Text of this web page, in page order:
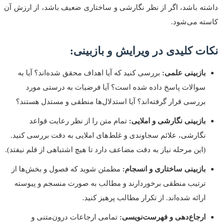
داشته باشد، اگر از نظر نگارشی و ساختاری ضعیف باشد، از ارزش آن
کاسته می‌شود.
نکات کلیدی در ویرایش و بازبینی:
بازبینی علمی: بررسی کنید که آیا اهداف محقق شده‌اند؟ آیا به
سوالات پاسخ داده شده است؟ آیا فرضیات به درستی مورد
بررسی قرار گرفته‌اند؟ آیا استدلال‌ها منطقی و مستدل هستند؟
بازبینی نگارشی و املایی: تمام متن را از نظر رعایت قواعد
نگارشی، علائم سجاوندی و غلط‌های املایی به دقت بررسی کنید.
(این مرحله نیاز به دقت مضاعف دارد تا هیچ اشتباهی از قلم نیفتد).
بازبینی ساختاری و انسجام: مطمئن شوید که فصول و بخش‌ها از
ترتیب منطقی برخوردارند و مطالب به صورت منسجم و پیوسته
ارائه شده‌اند. از تکرار مطالب پرهیز کنید.
ارجاع‌دهی و فهرست‌نویسی: تمامی ارجاعات درون‌متنی و